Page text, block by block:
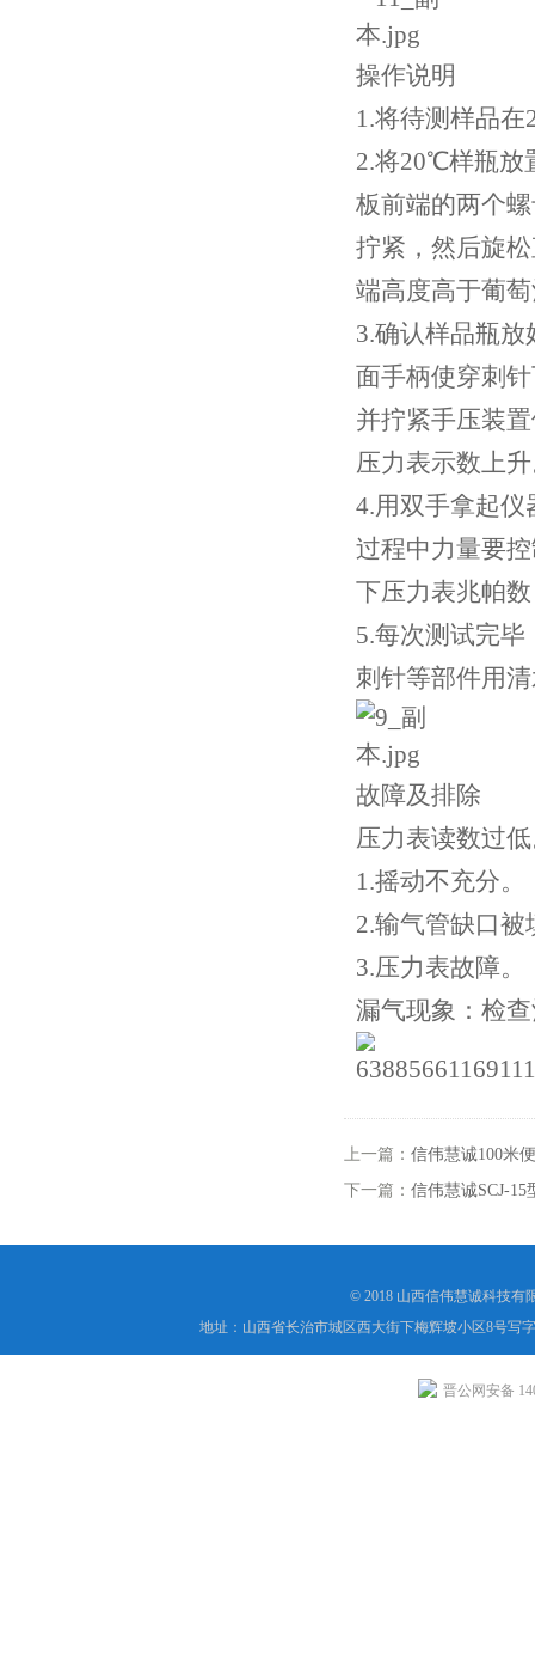
操作说明
1.将待测样品
2.将20℃样瓶放
板前端的两个
拧紧，然后旋
端高度高于葡
3.确认样品瓶
面手柄使穿刺
并拧紧手压装
压力表示数上
4.用双手拿起
过程中力量要
下压力表兆帕
5.每次测试完
刺针等部件用
故障及排除
压力表读数过
1.摇动不充分。
2.输气管缺口
3.压力表故障。
漏气现象：检
上一篇： 信伟慧诚100米
下一篇： 信伟慧诚SCJ-
© 2018 山西信伟慧诚科技有
地址：山西省长治市城区西大街下梅辉坡小区8号写
晋公网安备